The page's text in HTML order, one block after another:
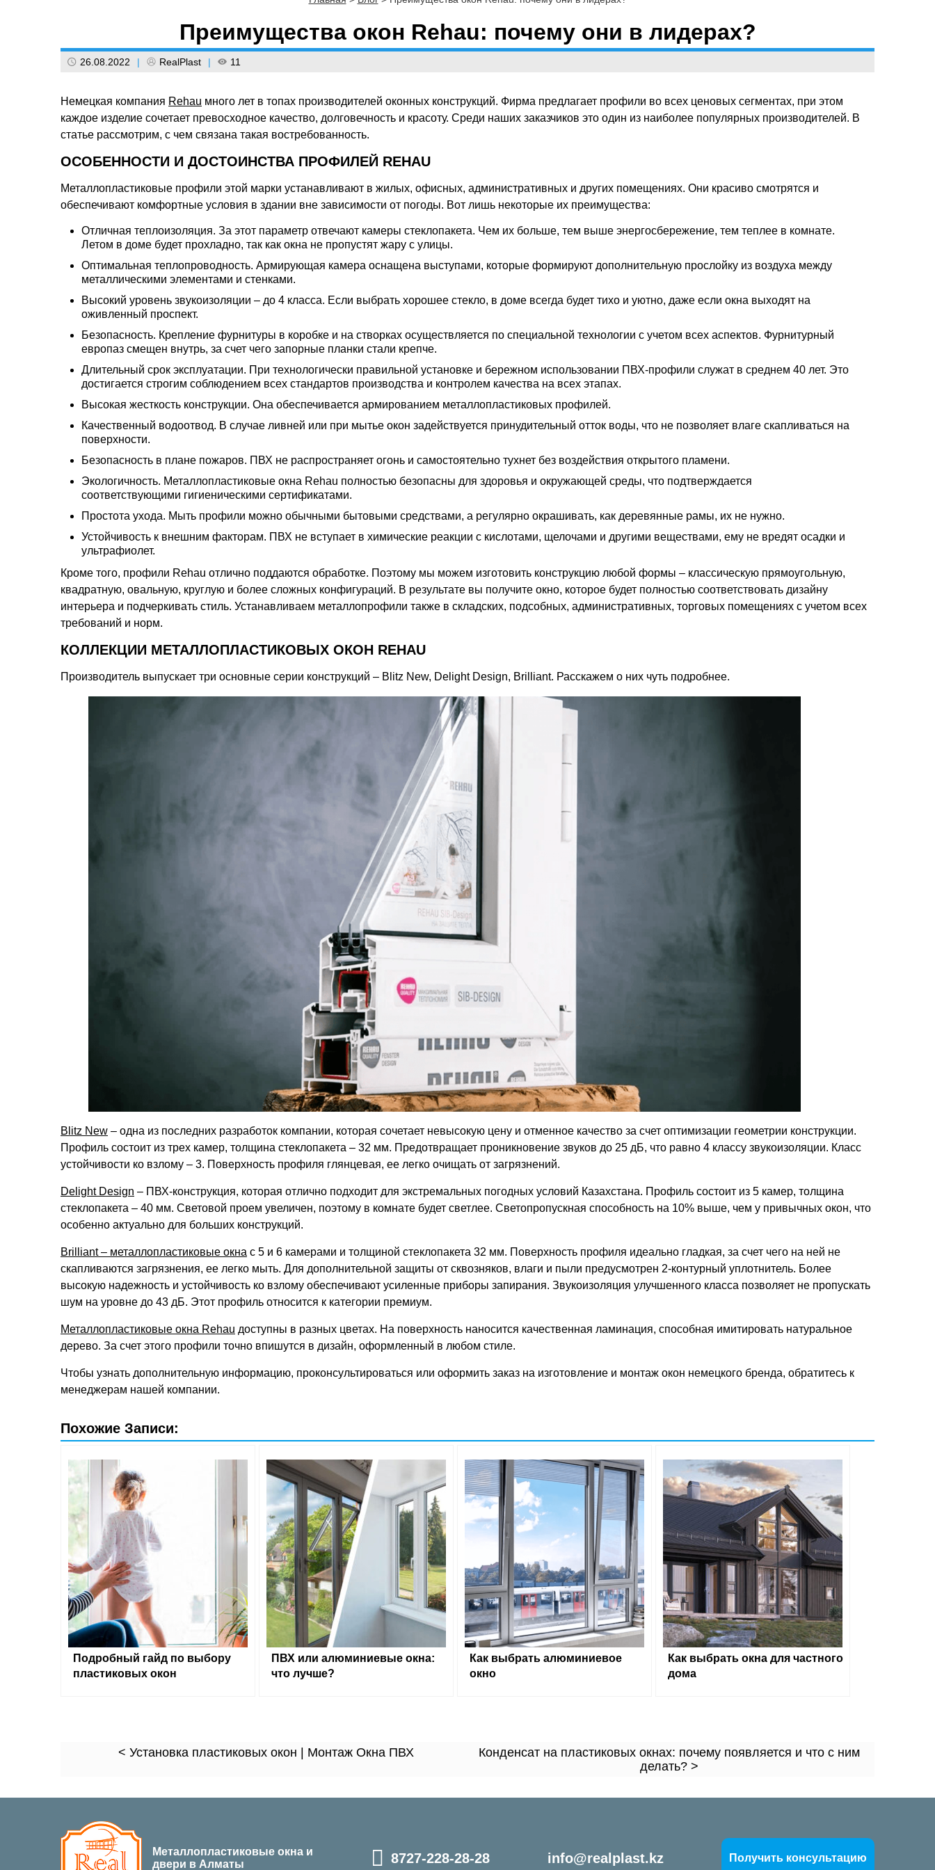
Преимущества окон Rehau: почему они в лидерах?
26.08.2022 | RealPlast | 11
Немецкая компания Rehau много лет в топах производителей оконных конструкций. Фирма предлагает профили во всех ценовых сегментах, при этом
каждое изделие сочетает превосходное качество, долговечность и красоту. Среди наших заказчиков это один из наиболее популярных производителей. В
статье рассмотрим, с чем связана такая востребованность.
ОСОБЕННОСТИ И ДОСТОИНСТВА ПРОФИЛЕЙ REHAU
Металлопластиковые профили этой марки устанавливают в жилых, офисных, административных и других помещениях. Они красиво смотрятся и
обеспечивают комфортные условия в здании вне зависимости от погоды. Вот лишь некоторые их преимущества:
Отличная теплоизоляция. За этот параметр отвечают камеры стеклопакета. Чем их больше, тем выше энергосбережение, тем теплее в комнате.
Летом в доме будет прохладно, так как окна не пропустят жару с улицы.
Оптимальная теплопроводность. Армирующая камера оснащена выступами, которые формируют дополнительную прослойку из воздуха между
металлическими элементами и стенками.
Высокий уровень звукоизоляции – до 4 класса. Если выбрать хорошее стекло, в доме всегда будет тихо и уютно, даже если окна выходят на
оживленный проспект.
Безопасность. Крепление фурнитуры в коробке и на створках осуществляется по специальной технологии с учетом всех аспектов. Фурнитурный
европаз смещен внутрь, за счет чего запорные планки стали крепче.
Длительный срок эксплуатации. При технологически правильной установке и бережном использовании ПВХ-профили служат в среднем 40 лет. Это
достигается строгим соблюдением всех стандартов производства и контролем качества на всех этапах.
Высокая жесткость конструкции. Она обеспечивается армированием металлопластиковых профилей.
Качественный водоотвод. В случае ливней или при мытье окон задействуется принудительный отток воды, что не позволяет влаге скапливаться на
поверхности.
Безопасность в плане пожаров. ПВХ не распространяет огонь и самостоятельно тухнет без воздействия открытого пламени.
Экологичность. Металлопластиковые окна Rehau полностью безопасны для здоровья и окружающей среды, что подтверждается
соответствующими гигиеническими сертификатами.
Простота ухода. Мыть профили можно обычными бытовыми средствами, а регулярно окрашивать, как деревянные рамы, их не нужно.
Устойчивость к внешним факторам. ПВХ не вступает в химические реакции с кислотами, щелочами и другими веществами, ему не вредят осадки и
ультрафиолет.
Кроме того, профили Rehau отлично поддаются обработке. Поэтому мы можем изготовить конструкцию любой формы – классическую прямоугольную,
квадратную, овальную, круглую и более сложных конфигураций. В результате вы получите окно, которое будет полностью соответствовать дизайну
интерьера и подчеркивать стиль. Устанавливаем металлопрофили также в складских, подсобных, административных, торговых помещениях с учетом всех
требований и норм.
КОЛЛЕКЦИИ МЕТАЛЛОПЛАСТИКОВЫХ ОКОН REHAU
Производитель выпускает три основные серии конструкций – Blitz New, Delight Design, Brilliant. Расскажем о них чуть подробнее.
Blitz New – одна из последних разработок компании, которая сочетает невысокую цену и отменное качество за счет оптимизации геометрии конструкции.
Профиль состоит из трех камер, толщина стеклопакета – 32 мм. Предотвращает проникновение звуков до 25 дБ, что равно 4 классу звукоизоляции. Класс
устойчивости ко взлому – 3. Поверхность профиля глянцевая, ее легко очищать от загрязнений.
Delight Design – ПВХ-конструкция, которая отлично подходит для экстремальных погодных условий Казахстана. Профиль состоит из 5 камер, толщина
стеклопакета – 40 мм. Световой проем увеличен, поэтому в комнате будет светлее. Светопропускная способность на 10% выше, чем у привычных окон, что
особенно актуально для больших конструкций.
Brilliant – металлопластиковые окна с 5 и 6 камерами и толщиной стеклопакета 32 мм. Поверхность профиля идеально гладкая, за счет чего на ней не
скапливаются загрязнения, ее легко мыть. Для дополнительной защиты от сквозняков, влаги и пыли предусмотрен 2-контурный уплотнитель. Более
высокую надежность и устойчивость ко взлому обеспечивают усиленные приборы запирания. Звукоизоляция улучшенного класса позволяет не пропускать
шум на уровне до 43 дБ. Этот профиль относится к категории премиум.
Металлопластиковые окна Rehau доступны в разных цветах. На поверхность наносится качественная ламинация, способная имитировать натуральное
дерево. За счет этого профили точно впишутся в дизайн, оформленный в любом стиле.
Чтобы узнать дополнительную информацию, проконсультироваться или оформить заказ на изготовление и монтаж окон немецкого бренда, обратитесь к
менеджерам нашей компании.
Похожие Записи:
Подробный гайд по выбору
пластиковых окон
ПВХ или алюминиевые окна:
что лучше?
Как выбрать алюминиевое
окно
Как выбрать окна для частного
дома
< Установка пластиковых окон | Монтаж Окна ПВХ
Конденсат на пластиковых окнах: почему появляется и что с ним
делать? >
Металлопластиковые окна и
двери в Алматы
8727-228-28-28 info@realplast.kz Получить консультацию